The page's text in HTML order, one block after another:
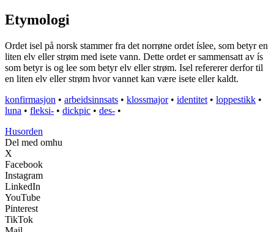
Etymologi
Ordet isel på norsk stammer fra det norrøne ordet íslee, som betyr en
liten elv eller strøm med isete vann. Dette ordet er sammensatt av ís
som betyr is og lee som betyr elv eller strøm. Isel refererer derfor til
en liten elv eller strøm hvor vannet kan være isete eller kaldt.
konfirmasjon • arbeidsinnsats • klossmajor• identitet • loppestikk •
luna • fleksi- • dickpic • des- •
Husorden
Del med omhu
X
Facebook
Instagram
LinkedIn
YouTube
Pinterest
TikTok